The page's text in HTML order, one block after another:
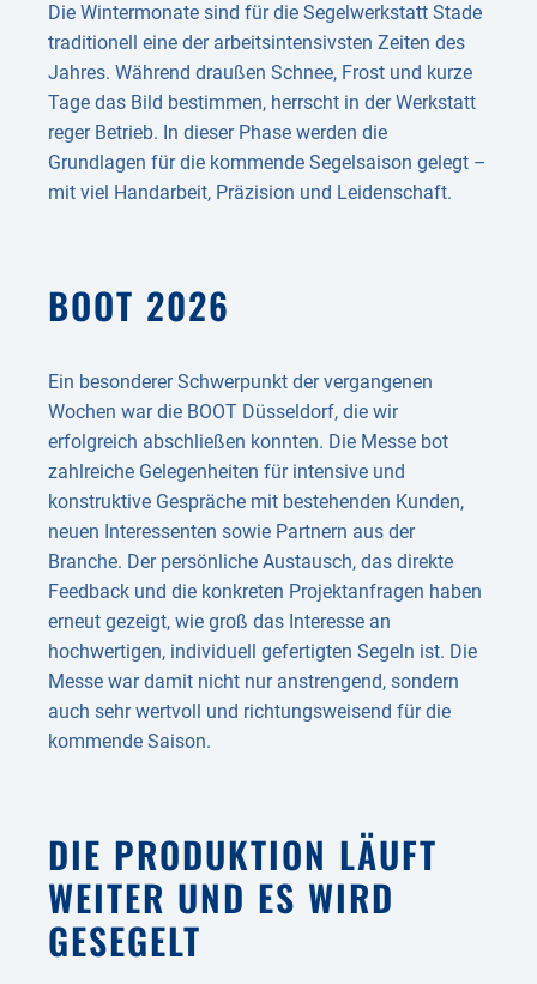
Die Wintermonate sind für die Segelwerkstatt Stade
traditionell eine der arbeitsintensivsten Zeiten des
Jahres. Während draußen Schnee, Frost und kurze
Tage das Bild bestimmen, herrscht in der Werkstatt
reger Betrieb. In dieser Phase werden die
Grundlagen für die kommende Segelsaison gelegt –
mit viel Handarbeit, Präzision und Leidenschaft.
BOOT 2026
Ein besonderer Schwerpunkt der vergangenen
Wochen war die BOOT Düsseldorf, die wir
erfolgreich abschließen konnten. Die Messe bot
zahlreiche Gelegenheiten für intensive und
konstruktive Gespräche mit bestehenden Kunden,
neuen Interessenten sowie Partnern aus der
Branche. Der persönliche Austausch, das direkte
Feedback und die konkreten Projektanfragen haben
erneut gezeigt, wie groß das Interesse an
hochwertigen, individuell gefertigten Segeln ist. Die
Messe war damit nicht nur anstrengend, sondern
auch sehr wertvoll und richtungsweisend für die
kommende Saison.
DIE PRODUKTION LÄUFT
WEITER UND ES WIRD
GESEGELT